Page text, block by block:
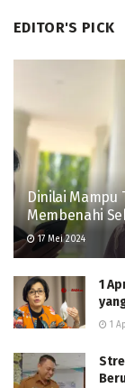
EDITOR'S PICK
Dinilai Mampu
Membenahi
17 Mei 2024
1
1